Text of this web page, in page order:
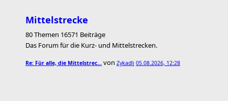
Mittelstrecke
80 Themen 16571 Beiträge
Das Forum für die Kurz- und Mittelstrecken.
Re: Für alle, die Mittelstrec… von Zykadli 05.08.2026, 12:28